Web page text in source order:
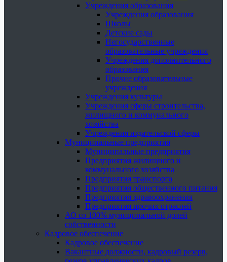
Учреждения образования
Учреждения образования
Школы
Детские сады
Негосударственные
образовательные учреждения
Учреждения дополнительного
образования
Прочие образовательные
учреждения
Учреждения культуры
Учреждения сферы строительства,
жилищного и коммунального
хозяйства
Учреждения издательской сферы
Муниципальные предприятия
Муниципальные предприятия
Предприятия жилищного и
коммунального хозяйства
Предприятия транспорта
Предприятия общественного питания
Предприятия здравоохранения
Предприятия прочих отраслей
АО со 100% муниципальной долей
собственности
Кадровое обеспечение
Кадровое обеспечение
Вакантные должности, кадровый резерв,